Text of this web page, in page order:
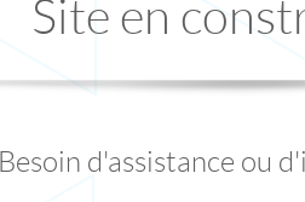
Site en
Besoin d'assistance ou